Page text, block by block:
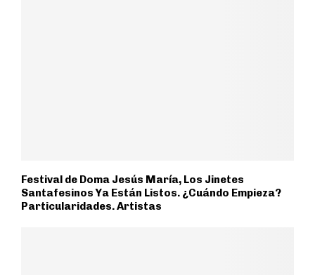
Festival de Doma Jesús María, Los Jinetes
Santafesinos Ya Están Listos. ¿Cuándo Empieza?
Particularidades. Artistas